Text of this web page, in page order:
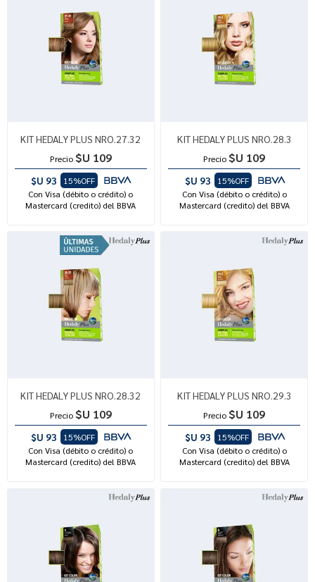
KIT HEDALY PLUS NRO.27.32
Precio $U 109
$U 93
15%OFF
Con Visa (débito o crédito) o
Mastercard (credito) del BBVA
KIT HEDALY PLUS NRO.28.3
Precio $U 109
$U 93
15%OFF
Con Visa (débito o crédito) o
Mastercard (credito) del BBVA
KIT HEDALY PLUS NRO.28.32
Precio $U 109
$U 93
15%OFF
Con Visa (débito o crédito) o
Mastercard (credito) del BBVA
KIT HEDALY PLUS NRO.29.3
Precio $U 109
$U 93
15%OFF
Con Visa (débito o crédito) o
Mastercard (credito) del BBVA